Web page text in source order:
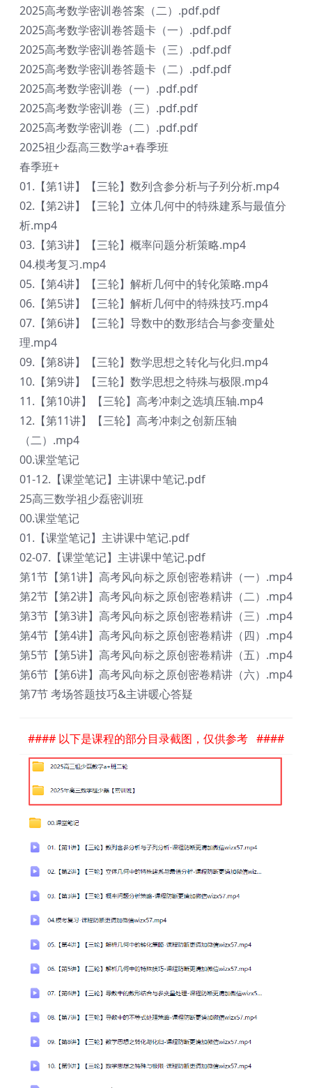
2025高考数学密训卷答案（二）.pdf.pdf
2025高考数学密训卷答题卡（一）.pdf.pdf
2025高考数学密训卷答题卡（三）.pdf.pdf
2025高考数学密训卷答题卡（二）.pdf.pdf
2025高考数学密训卷（一）.pdf.pdf
2025高考数学密训卷（三）.pdf.pdf
2025高考数学密训卷（二）.pdf.pdf
2025祖少磊高三数学a+春季班
春季班+
01.【第1讲】【三轮】数列含参分析与子列分析.mp4
02.【第2讲】【三轮】立体几何中的特殊建系与最值分
析.mp4
03.【第3讲】【三轮】概率问题分析策略.mp4
04.模考复习.mp4
05.【第4讲】【三轮】解析几何中的转化策略.mp4
06.【第5讲】【三轮】解析几何中的特殊技巧.mp4
07.【第6讲】【三轮】导数中的数形结合与参变量处
理.mp4
09.【第8讲】【三轮】数学思想之转化与化归.mp4
10.【第9讲】【三轮】数学思想之特殊与极限.mp4
11.【第10讲】【三轮】高考冲刺之选填压轴.mp4
12.【第11讲】【三轮】高考冲刺之创新压轴
（二）.mp4
00.课堂笔记
01-12.【课堂笔记】主讲课中笔记.pdf
25高三数学祖少磊密训班
00.课堂笔记
01.【课堂笔记】主讲课中笔记.pdf
02-07.【课堂笔记】主讲课中笔记.pdf
第1节【第1讲】高考风向标之原创密卷精讲（一）.mp4
第2节【第2讲】高考风向标之原创密卷精讲（二）.mp4
第3节【第3讲】高考风向标之原创密卷精讲（三）.mp4
第4节【第4讲】高考风向标之原创密卷精讲（四）.mp4
第5节【第5讲】高考风向标之原创密卷精讲（五）.mp4
第6节【第6讲】高考风向标之原创密卷精讲（六）.mp4
第7节 考场答题技巧&主讲暖心答疑
#### 以下是课程的部分目录截图，仅供参考 ####